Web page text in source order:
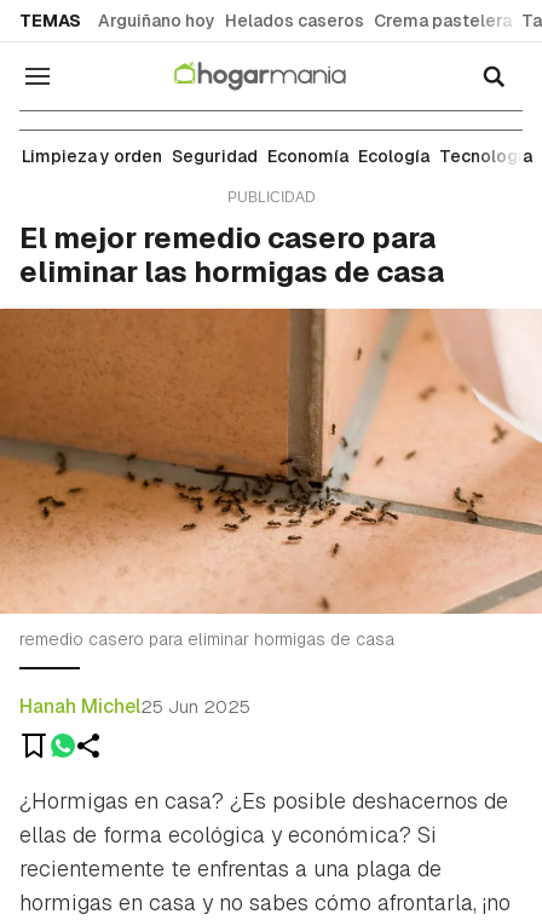
TEMAS Arguiñano hoy Helados caseros Crema pastelera
Navegación
Ambiente
Limpieza y orden Seguridad Economía Ecología Tecnología
El mejor remedio casero para
eliminar las hormigas de casa
remedio casero para eliminar hormigas de casa
Hanah Michel25 Jun 2025
¿Hormigas en casa? ¿Es posible deshacernos de
ellas de forma ecológica y económica? Si
recientemente te enfrentas a una plaga de
hormigas en casa y no sabes cómo afrontarla, ¡no